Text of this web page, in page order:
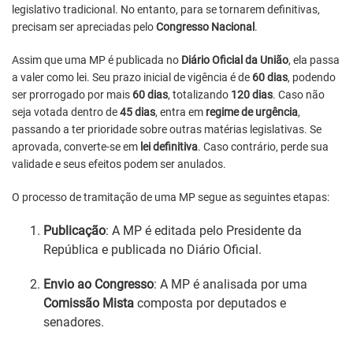
legislativo tradicional. No entanto, para se tornarem definitivas,
precisam ser apreciadas peloCongresso Nacional .
Assim que uma MP é publicada no Diário Oficial da União, ela passa
a valer como lei. Seu prazo inicial de vigência é de 60 dias, podendo
ser prorrogado por mais 60 dias, totalizando 120 dias. Caso não
seja votada dentro de45 dias, entra em regime de urgência,
passando a ter prioridade sobre outras matérias legislativas. Se
aprovada, converte-se em lei definitiva. Caso contrário, perde sua
validade e seus efeitos podem ser anulados.
O processo de tramitação de uma MP segue as seguintes etapas:
Publicação: A MP é editada pelo Presidente da
República e publicada no Diário Oficial.
Envio ao Congresso: A MP é analisada por uma
Comissão Mista composta por deputados e
senadores.